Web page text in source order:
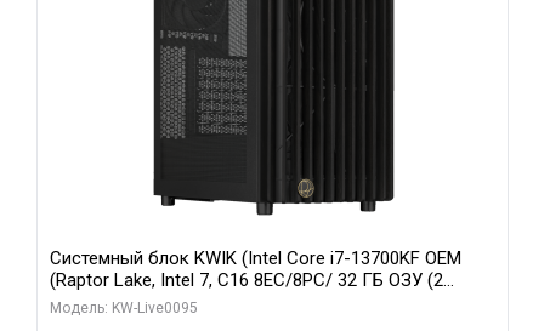
Системный блок KWIK (Intel Core i7-13700KF OEM
(Raptor Lake, Intel 7, C16 8EC/8PC/ 32 ГБ ОЗУ (2
модуля)/ Afox RTX4090 24GB GDDR6X 384-Bit 3xDP
Модель: KW-Live0095